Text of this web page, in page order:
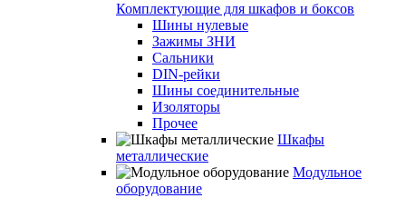
Комплектующие для шкафов и боксов
Шины нулевые
Зажимы ЗНИ
Сальники
DIN-рейки
Шины соединительные
Изоляторы
Прочее
Шкафы
металлические
Модульное
оборудование